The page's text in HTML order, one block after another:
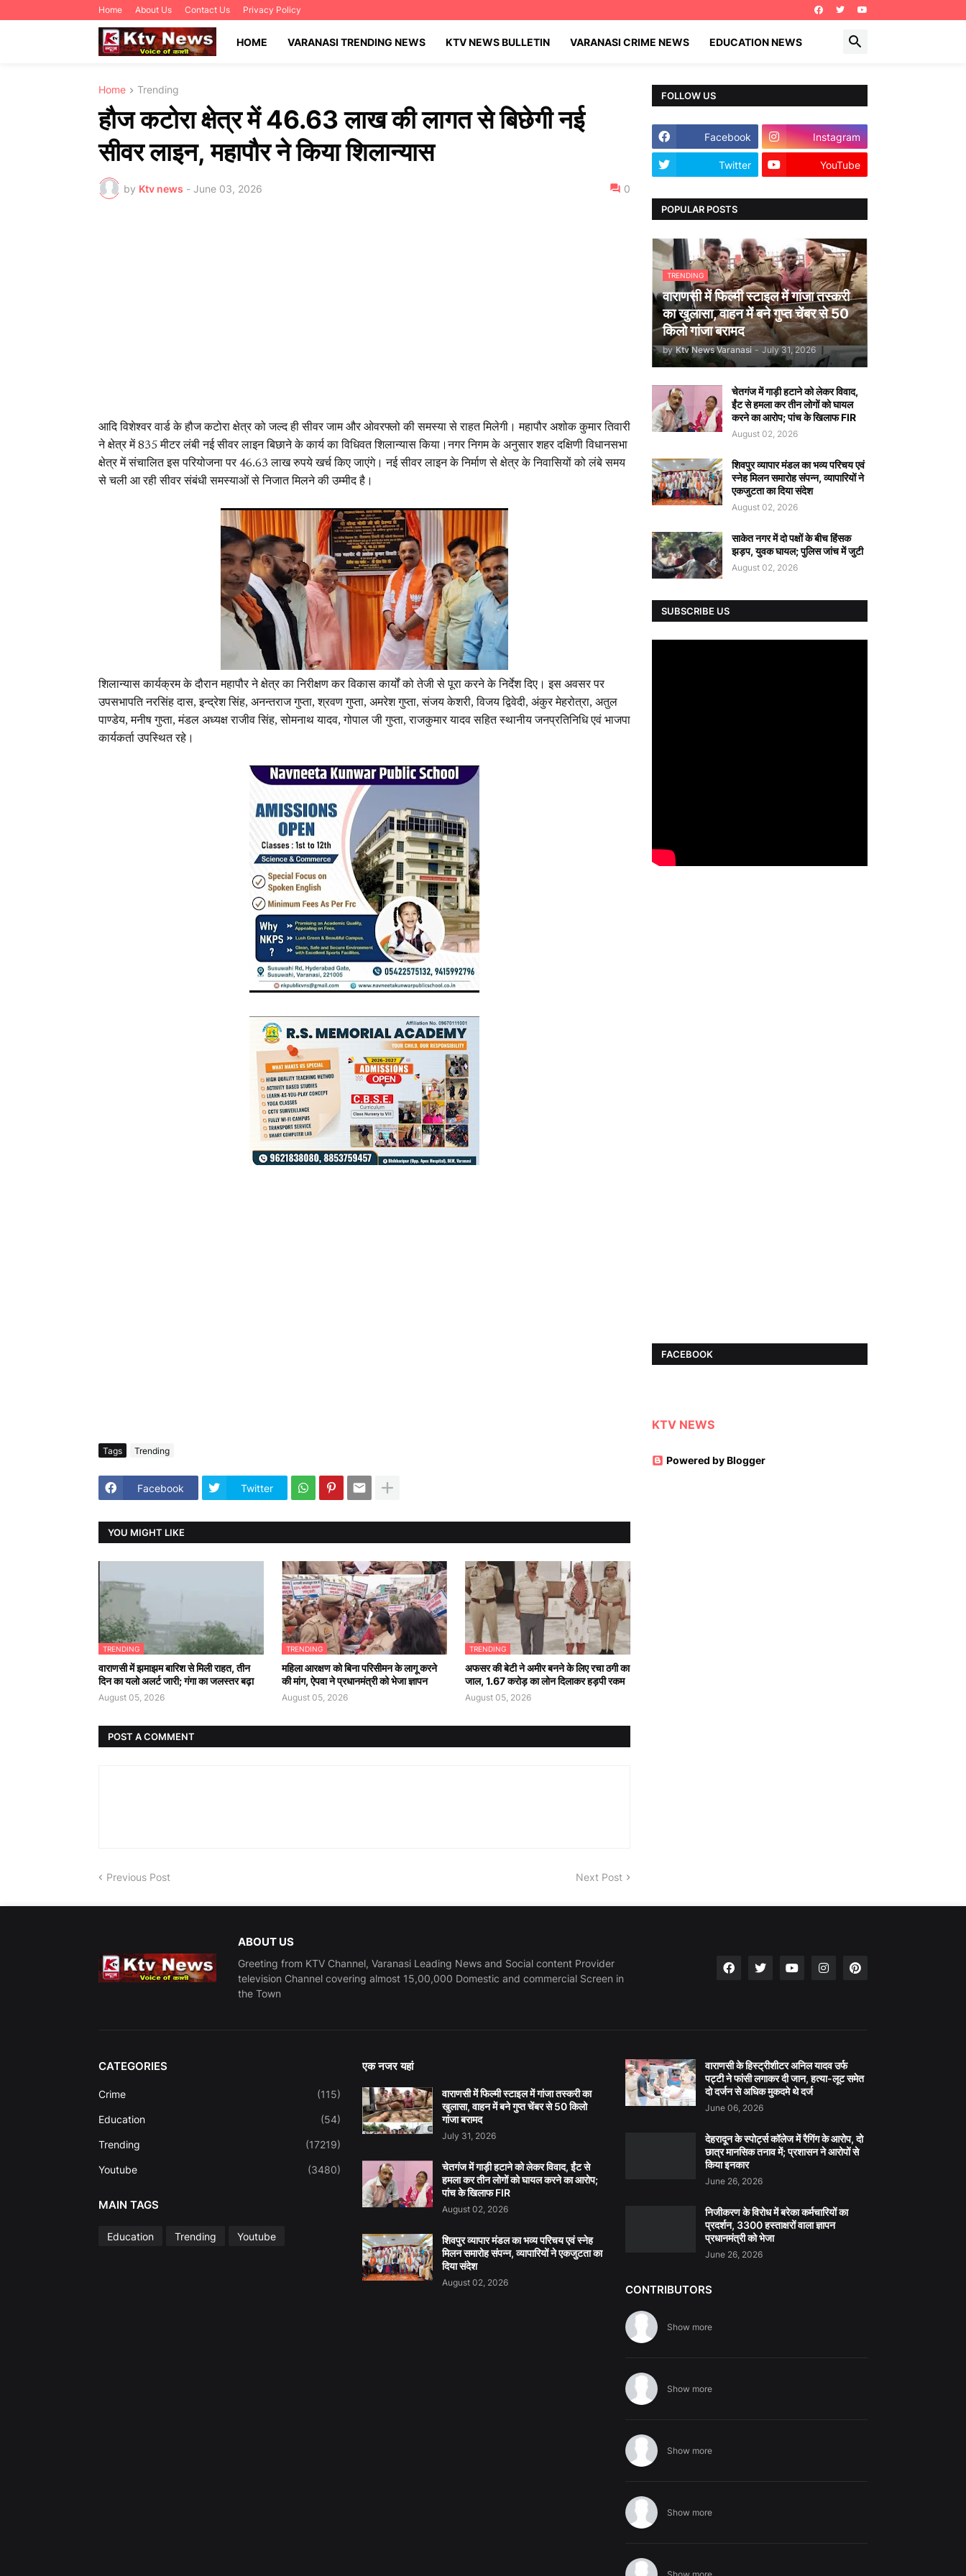
Home About Us Contact Us Privacy Policy
HOME VARANASI TRENDING NEWS KTV NEWS BULLETIN VARANASI CRIME NEWS EDUCATION NEWS
Home Trending
हौज कटोरा क्षेत्र में 46.63 लाख की लागत से बिछेगी नई
सीवर लाइन, महापौर ने किया शिलान्यास
by Ktv news - June 03, 2026 0
आदि विशेश्वर वार्ड के हौज कटोरा क्षेत्र को जल्द ही सीवर जाम और ओवरफ्लो की समस्या से राहत मिलेगी। महापौर अशोक कुमार तिवारी
ने क्षेत्र में 835 मीटर लंबी नई सीवर लाइन बिछाने के कार्य का विधिवत शिलान्यास किया।नगर निगम के अनुसार शहर दक्षिणी विधानसभा
क्षेत्र में संचालित इस परियोजना पर 46.63 लाख रुपये खर्च किए जाएंगे। नई सीवर लाइन के निर्माण से क्षेत्र के निवासियों को लंबे समय
से चली आ रही सीवर संबंधी समस्याओं से निजात मिलने की उम्मीद है।
शिलान्यास कार्यक्रम के दौरान महापौर ने क्षेत्र का निरीक्षण कर विकास कार्यों को तेजी से पूरा करने के निर्देश दिए। इस अवसर पर
उपसभापति नरसिंह दास, इन्द्रेश सिंह, अनन्तराज गुप्ता, श्रवण गुप्ता, अमरेश गुप्ता, संजय केशरी, विजय द्विवेदी, अंकुर मेहरोत्रा, अतुल
पाण्डेय, मनीष गुप्ता, मंडल अध्यक्ष राजीव सिंह, सोमनाथ यादव, गोपाल जी गुप्ता, राजकुमार यादव सहित स्थानीय जनप्रतिनिधि एवं भाजपा
कार्यकर्ता उपस्थित रहे।
Tags Trending
Facebook Twitter
YOU MIGHT LIKE
TRENDING
वाराणसी में झमाझम बारिश से मिली राहत, तीन
दिन का यलो अलर्ट जारी; गंगा का जलस्तर बढ़ा
August 05, 2026
TRENDING
महिला आरक्षण को बिना परिसीमन के लागू करने
की मांग, ऐपवा ने प्रधानमंत्री को भेजा ज्ञापन
August 05, 2026
TRENDING
अफसर की बेटी ने अमीर बनने के लिए रचा ठगी का
जाल, 1.67 करोड़ का लोन दिलाकर हड़पी रकम
August 05, 2026
POST A COMMENT
Previous Post Next Post
FOLLOW US
Facebook Instagram
Twitter YouTube
POPULAR POSTS
TRENDING
वाराणसी में फिल्मी स्टाइल में गांजा तस्करी
का खुलासा, वाहन में बने गुप्त चेंबर से 50
किलो गांजा बरामद
by Ktv News Varanasi - July 31, 2026
चेतगंज में गाड़ी हटाने को लेकर विवाद,
ईंट से हमला कर तीन लोगों को घायल
करने का आरोप; पांच के खिलाफ FIR
August 02, 2026
शिवपुर व्यापार मंडल का भव्य परिचय एवं
स्नेह मिलन समारोह संपन्न, व्यापारियों ने
एकजुटता का दिया संदेश
August 02, 2026
साकेत नगर में दो पक्षों के बीच हिंसक
झड़प, युवक घायल; पुलिस जांच में जुटी
August 02, 2026
SUBSCRIBE US
FACEBOOK
KTV NEWS
Powered by Blogger
ABOUT US
Greeting from KTV Channel, Varanasi Leading News and Social content Provider
television Channel covering almost 15,00,000 Domestic and commercial Screen in
the Town
CATEGORIES
Crime (115)
Education (54)
Trending (17219)
Youtube (3480)
MAIN TAGS
Education Trending Youtube
एक नजर यहां
वाराणसी में फिल्मी स्टाइल में गांजा तस्करी का
खुलासा, वाहन में बने गुप्त चेंबर से 50 किलो
गांजा बरामद
July 31, 2026
चेतगंज में गाड़ी हटाने को लेकर विवाद, ईंट से
हमला कर तीन लोगों को घायल करने का आरोप;
पांच के खिलाफ FIR
August 02, 2026
शिवपुर व्यापार मंडल का भव्य परिचय एवं स्नेह
मिलन समारोह संपन्न, व्यापारियों ने एकजुटता का
दिया संदेश
August 02, 2026
वाराणसी के हिस्ट्रीशीटर अनिल यादव उर्फ
पट्टी ने फांसी लगाकर दी जान, हत्या-लूट समेत
दो दर्जन से अधिक मुकदमे थे दर्ज
June 06, 2026
देहरादून के स्पोर्ट्स कॉलेज में रैगिंग के आरोप, दो
छात्र मानसिक तनाव में; प्रशासन ने आरोपों से
किया इनकार
June 26, 2026
निजीकरण के विरोध में बरेका कर्मचारियों का
प्रदर्शन, 3300 हस्ताक्षरों वाला ज्ञापन
प्रधानमंत्री को भेजा
June 26, 2026
CONTRIBUTORS
Show more
Show more
Show more
Show more